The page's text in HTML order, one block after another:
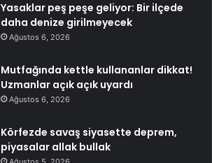
Yasaklar peş peşe geliyor: Bir ilçede
daha denize girilmeyecek
Ağustos 6, 2026
Mutfağında kettle kullananlar dikkat!
Uzmanlar açık açık uyardı
Ağustos 6, 2026
Körfezde savaş siyasette deprem,
piyasalar allak bullak